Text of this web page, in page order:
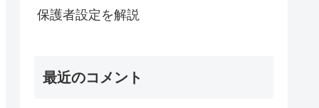
保護者設定を解説
最近のコメント